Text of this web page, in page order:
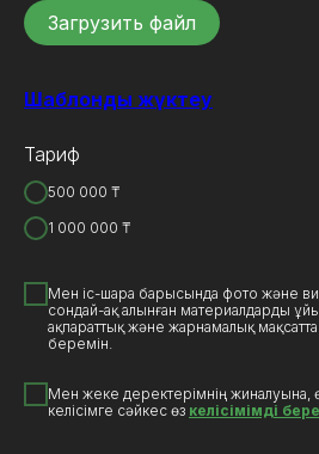
Загрузить файл
Шаблонды жүктеу
Тариф
500 000 ₸
1 000 000 ₸
Мен іс-шара барысында фото және
сондай-ақ алынған материалдарды
ақпараттық және жарнамалық
беремін.
Мен жеке деректерімнің жиналуына,
келісімге сәйкес өз келісімімді